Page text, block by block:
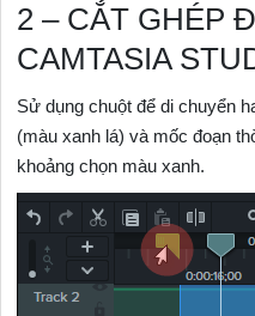
2 – CẮT GHÉP
CAMTASIA
Sử dụng chuột để di chuyển
(màu xanh lá) và mốc đoạn
khoảng chọn màu xanh.